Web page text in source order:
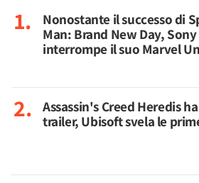
Nonostante il successo di
Man: Brand New Day, Sony
interrompe il suo Marvel
Assassin's Creed Heredis
trailer, Ubisoft svela le